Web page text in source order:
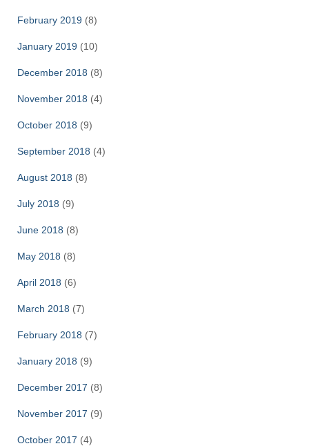
February 2019 (8)
January 2019 (10)
December 2018 (8)
November 2018 (4)
October 2018 (9)
September 2018 (4)
August 2018 (8)
July 2018 (9)
June 2018 (8)
May 2018 (8)
April 2018 (6)
March 2018 (7)
February 2018 (7)
January 2018 (9)
December 2017 (8)
November 2017 (9)
October 2017 (4)